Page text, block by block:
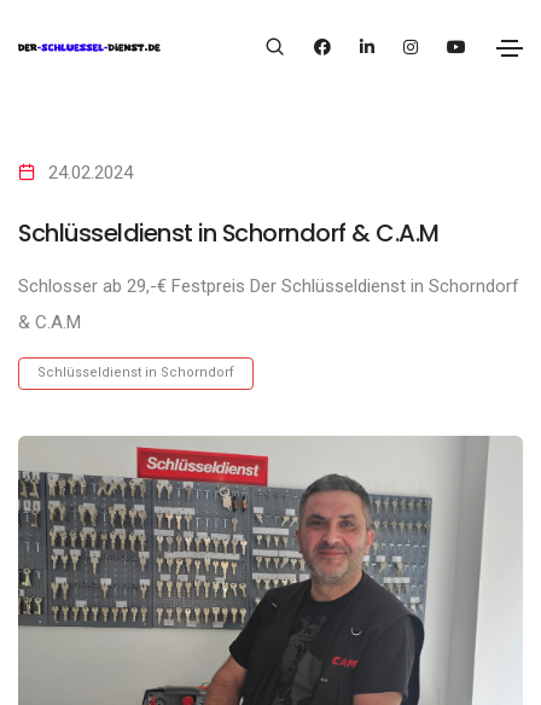
24.02.2024
Schlüsseldienst in Schorndorf & C.A.M
Schlosser ab 29,-€ Festpreis Der Schlüsseldienst in Schorndorf
& C.A.M
Schlüsseldienst in Schorndorf